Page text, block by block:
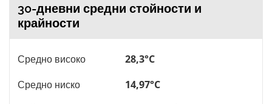
30-дневни средни стойности и
крайности
Средно високо
28,3°C
Средно ниско
14,97°C